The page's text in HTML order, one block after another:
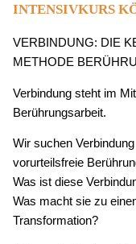
INTENSIVKURS
VERBINDUNG: DIE
METHODE
Verbindung steht im
Berührungsarbeit.
Wir suchen
vorurteilsfreie
Was ist diese
Was macht sie zu
Transformation?